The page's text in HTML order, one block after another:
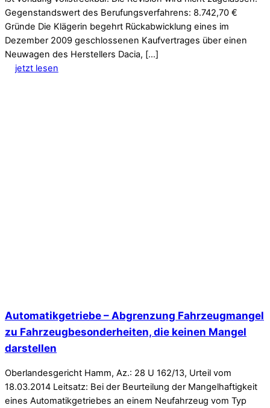
Gegenstandswert des Berufungsverfahrens: 8.742,70 €
Gründe Die Klägerin begehrt Rückabwicklung eines im
Dezember 2009 geschlossenen Kaufvertrages über einen
Neuwagen des Herstellers Dacia, […]
jetzt lesen
Automatikgetriebe – Abgrenzung Fahrzeugmangel
zu Fahrzeugbesonderheiten, die keinen Mangel
darstellen
Oberlandesgericht Hamm, Az.: 28 U 162/13, Urteil vom
18.03.2014 Leitsatz: Bei der Beurteilung der Mangelhaftigkeit
eines Automatikgetriebes an einem Neufahrzeug vom Typ